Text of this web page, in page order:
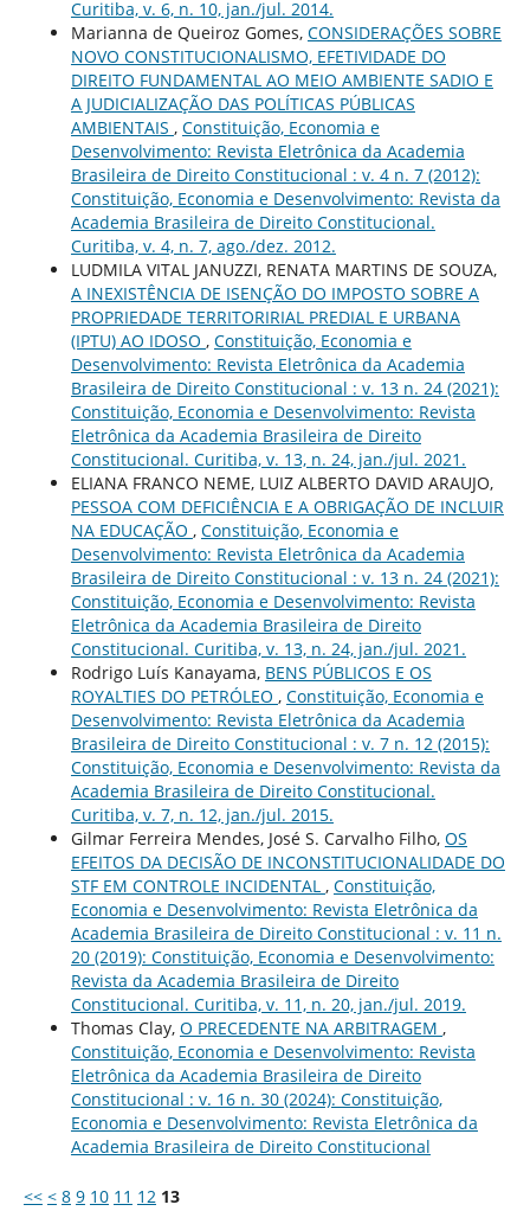
Curitiba, v. 6, n. 10, jan./jul. 2014.
Marianna de Queiroz Gomes, CONSIDERAÇÕES SOBRE
NOVO CONSTITUCIONALISMO, EFETIVIDADE DO
DIREITO FUNDAMENTAL AO MEIO AMBIENTE SADIO E
A JUDICIALIZAÇÃO DAS POLÍTICAS PÚBLICAS
AMBIENTAIS , Constituição, Economia e
Desenvolvimento: Revista Eletrônica da Academia
Brasileira de Direito Constitucional : v. 4 n. 7 (2012):
Constituição, Economia e Desenvolvimento: Revista da
Academia Brasileira de Direito Constitucional.
Curitiba, v. 4, n. 7, ago./dez. 2012.
LUDMILA VITAL JANUZZI, RENATA MARTINS DE SOUZA,
A INEXISTÊNCIA DE ISENÇÃO DO IMPOSTO SOBRE A
PROPRIEDADE TERRITORIRIAL PREDIAL E URBANA
(IPTU) AO IDOSO , Constituição, Economia e
Desenvolvimento: Revista Eletrônica da Academia
Brasileira de Direito Constitucional : v. 13 n. 24 (2021):
Constituição, Economia e Desenvolvimento: Revista
Eletrônica da Academia Brasileira de Direito
Constitucional. Curitiba, v. 13, n. 24, jan./jul. 2021.
ELIANA FRANCO NEME, LUIZ ALBERTO DAVID ARAUJO,
PESSOA COM DEFICIÊNCIA E A OBRIGAÇÃO DE INCLUIR
NA EDUCAÇÃO , Constituição, Economia e
Desenvolvimento: Revista Eletrônica da Academia
Brasileira de Direito Constitucional : v. 13 n. 24 (2021):
Constituição, Economia e Desenvolvimento: Revista
Eletrônica da Academia Brasileira de Direito
Constitucional. Curitiba, v. 13, n. 24, jan./jul. 2021.
Rodrigo Luís Kanayama, BENS PÚBLICOS E OS
ROYALTIES DO PETRÓLEO , Constituição, Economia e
Desenvolvimento: Revista Eletrônica da Academia
Brasileira de Direito Constitucional : v. 7 n. 12 (2015):
Constituição, Economia e Desenvolvimento: Revista da
Academia Brasileira de Direito Constitucional.
Curitiba, v. 7, n. 12, jan./jul. 2015.
Gilmar Ferreira Mendes, José S. Carvalho Filho, OS
EFEITOS DA DECISÃO DE INCONSTITUCIONALIDADE DO
STF EM CONTROLE INCIDENTAL , Constituição,
Economia e Desenvolvimento: Revista Eletrônica da
Academia Brasileira de Direito Constitucional : v. 11 n.
20 (2019): Constituição, Economia e Desenvolvimento:
Revista da Academia Brasileira de Direito
Constitucional. Curitiba, v. 11, n. 20, jan./jul. 2019.
Thomas Clay, O PRECEDENTE NA ARBITRAGEM ,
Constituição, Economia e Desenvolvimento: Revista
Eletrônica da Academia Brasileira de Direito
Constitucional : v. 16 n. 30 (2024): Constituição,
Economia e Desenvolvimento: Revista Eletrônica da
Academia Brasileira de Direito Constitucional
<< < 8 9 10 11 12 13